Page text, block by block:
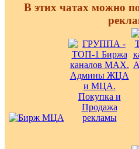
В этих чатах можно